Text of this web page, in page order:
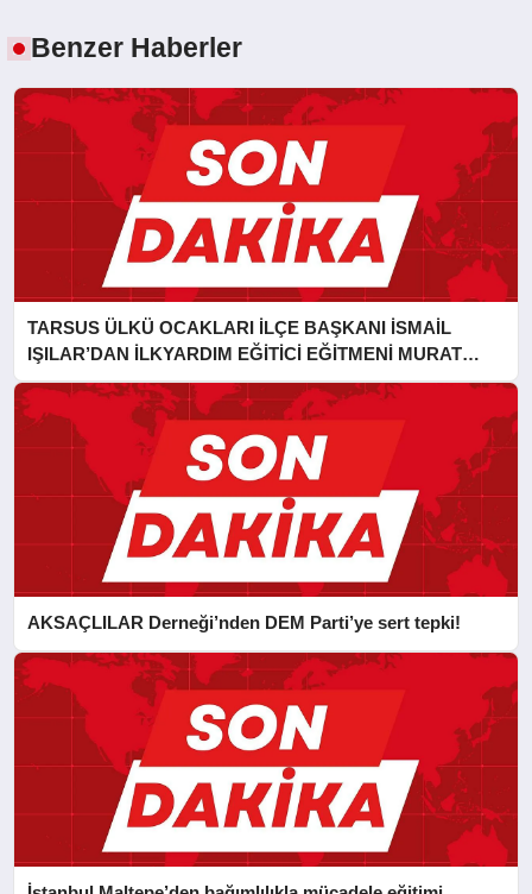
Benzer Haberler
TARSUS ÜLKÜ OCAKLARI İLÇE BAŞKANI İSMAİL
IŞILAR’DAN İLKYARDIM EĞİTİCİ EĞİTMENİ MURAT
CAN FİDAN’A ZİYARET
AKSAÇLILAR Derneği’nden DEM Parti’ye sert tepki!